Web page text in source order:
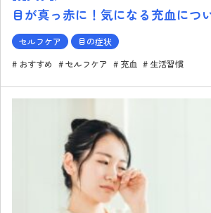
目が真っ赤に！気になる充血につ
セルフケア
目の症状
おすすめ
セルフケア 充血 生活習慣